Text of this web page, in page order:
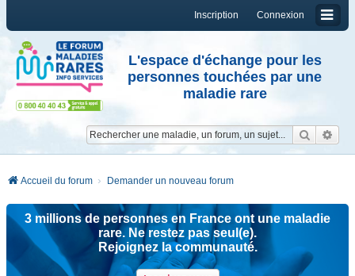
Connexion
Inscription
L'espace d'échange pour les
personnes touchées par une
maladie rare
Accueil du forum Demander un nouveau forum
3 millions de personnes en France ont une maladie
rare. Ne restez pas seul(e).
Rejoignez la communauté.